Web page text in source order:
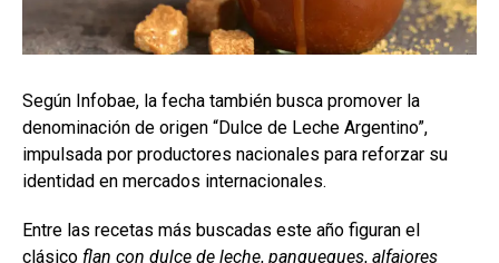
Según Infobae, la fecha también busca promover la
denominación de origen “Dulce de Leche Argentino”,
impulsada por productores nacionales para reforzar su
identidad en mercados internacionales.
Entre las recetas más buscadas este año figuran el
clásico flan con dulce de leche, panqueques, alfajores